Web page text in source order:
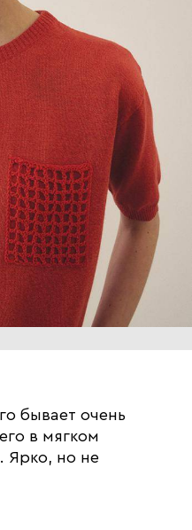
бывает очень
в мягком
Ярко, но не